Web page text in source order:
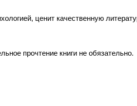
ценит качественную
прочтение книги не обязательно.